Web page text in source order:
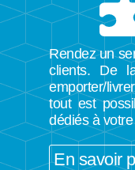
Rendez un
clients. De
emporter/
tout est
dédiés à
En savoir